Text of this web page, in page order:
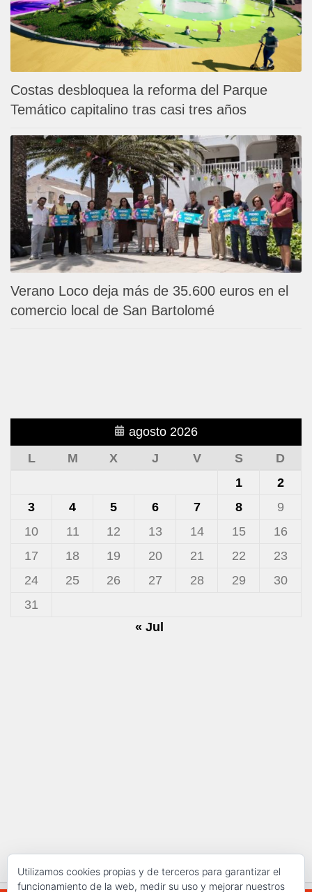
Costas desbloquea la reforma del Parque
Temático capitalino tras casi tres años
Verano Loco deja más de 35.600 euros en el
comercio local de San Bartolomé
agosto 2026
L
M X J V S
D
1
2
3
4 5 6 7 8
9
10
11 12 13 14 15
16
17
18 19 20 21 22
23
24
25 26 27 28 29
30
31
« Jul
Utilizamos cookies propias y de terceros para garantizar el
funcionamiento de la web, medir su uso y mejorar nuestros